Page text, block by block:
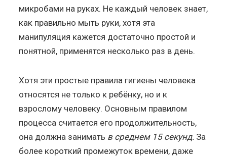
микробами на руках. Не каждый человек знает,
как правильно мыть руки, хотя эта
манипуляция кажется достаточно простой и
понятной, применятся несколько раз в день.
Хотя эти простые правила гигиены человека
относятся не только к ребёнку, но и к
взрослому человеку. Основным правилом
процесса считается его продолжительность,
она должна занимать в среднем 15 секунд. За
более короткий промежуток времени, даже